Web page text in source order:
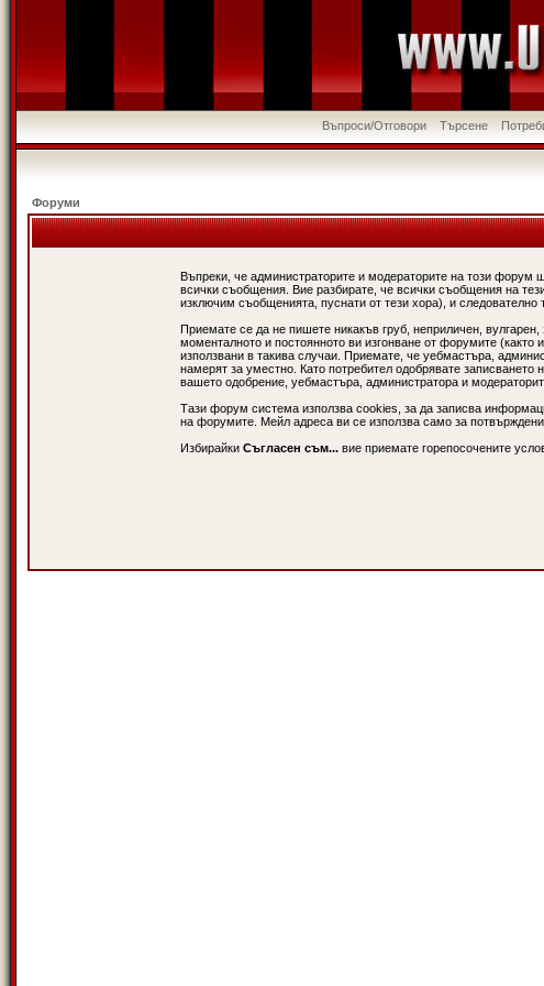
Въпроси/Отговори Търсене
Форуми
Въпреки, че администраторите и модераторите на този
всички съобщения. Вие разбирате, че всички съобщения на
изключим съобщенията, пуснати от тези хора), и следователно
Приемате се да не пишете никакъв груб, неприличен,
моменталното и постоянното ви изгонване от форумите
използвани в такива случаи. Приемате, че уебмастъра,
намерят за уместно. Като потребител одобрявате
вашето одобрение, уебмастъра, администратора и
Тази форум система използва cookies, за да записва
на форумите. Мейл адреса ви се използва само за
Избирайки Съгласен съм...вие приемате горепосочените